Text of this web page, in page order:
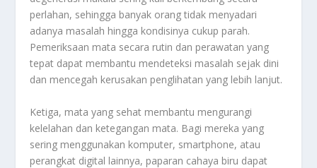
perlahan, sehingga banyak orang tidak menyadari
adanya masalah hingga kondisinya cukup parah.
Pemeriksaan mata secara rutin dan perawatan yang
tepat dapat membantu mendeteksi masalah sejak dini
dan mencegah kerusakan penglihatan yang lebih lanjut.
Ketiga, mata yang sehat membantu mengurangi
kelelahan dan ketegangan mata. Bagi mereka yang
sering menggunakan komputer, smartphone, atau
perangkat digital lainnya, paparan cahaya biru dapat